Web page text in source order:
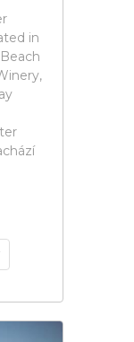
in